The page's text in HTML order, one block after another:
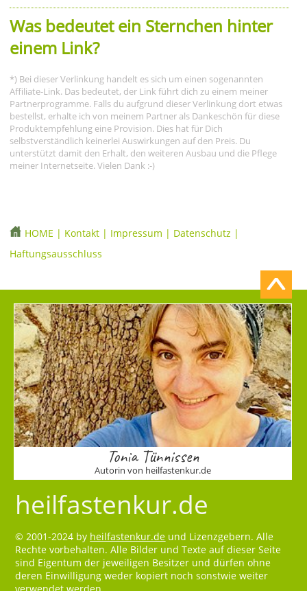
Was bedeutet ein Sternchen hinter
einem Link?
*) Bei dieser Verlinkung handelt es sich um einen sogenannten
Affiliate-Link. Das bedeutet, der Link führt dich zu einem meiner
Partnerprogramme. Falls du aufgrund dieser Verlinkung dort etwas
bestellst, erhalte ich von meinem Partner als Dankeschön für diese
Produktempfehlung eine Provision. Dies hat für Dich
selbstverständlich keinerlei Auswirkungen auf den Preis. Du
unterstützt damit den Erhalt, den weiteren Ausbau und die Pflege
meiner Internetseite. Vielen Dank :-)
HOME | Kontakt | Impressum | Datenschutz |
Haftungsausschluss
Tonia Tünnissen
Autorin von heilfastenkur.de
heilfastenkur.de
© 2001-2024 by heilfastenkur.de und Lizenzgebern. Alle
Rechte vorbehalten. Alle Bilder und Texte auf dieser Seite
sind Eigentum der jeweiligen Besitzer und dürfen ohne
deren Einwilligung weder kopiert noch sonstwie weiter